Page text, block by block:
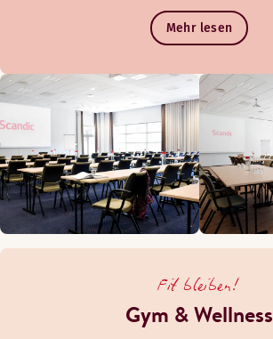
Mehr lesen
Fit bleiben!
Gym & Wellness